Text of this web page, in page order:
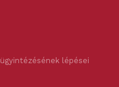
lépései